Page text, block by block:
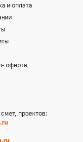
и оплата
оферта
проектов: